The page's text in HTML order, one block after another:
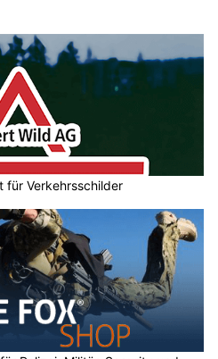
für Verkehrsschilder